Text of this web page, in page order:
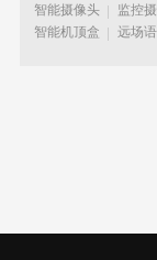
智能摄像头
监控
智能机顶盒
远场